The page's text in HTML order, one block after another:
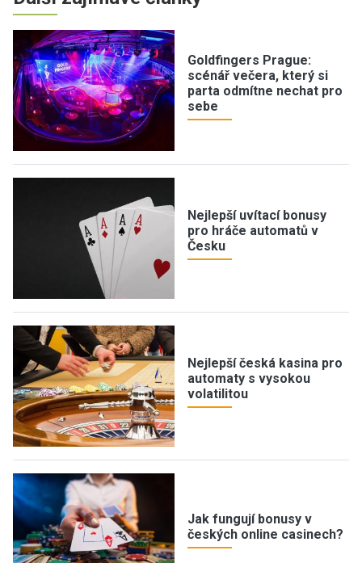
Goldfingers Prague:
scénář večera, který si
parta odmítne nechat pro
sebe
Nejlepší uvítací bonusy
pro hráče automatů v
Česku
Nejlepší česká kasina pro
automaty s vysokou
volatilitou
Jak fungují bonusy v
českých online casinech?